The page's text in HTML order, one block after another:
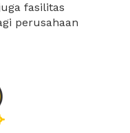
fasilitas
perusahaan